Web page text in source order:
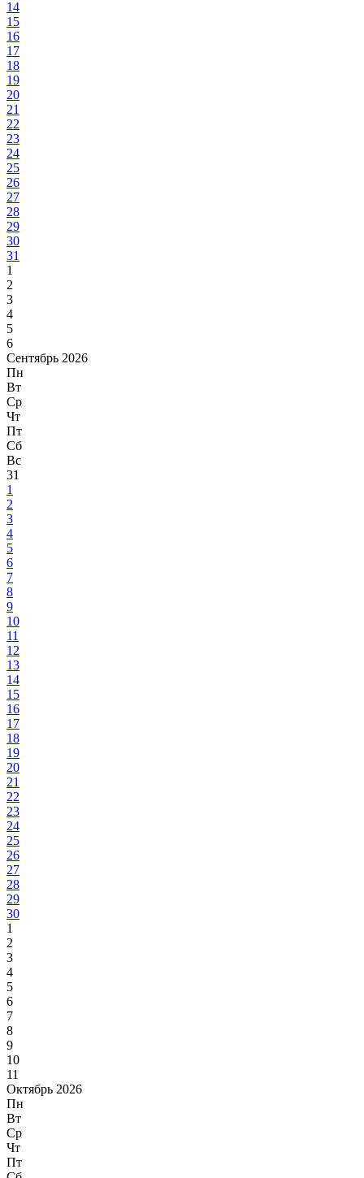
14
15
16
17
18
19
20
21
22
23
24
25
26
27
28
29
30
31
1
2
3
4
5
6
Сентябрь 2026
Пн
Вт
Ср
Чт
Пт
Сб
Вс
31
1
2
3
4
5
6
7
8
9
10
11
12
13
14
15
16
17
18
19
20
21
22
23
24
25
26
27
28
29
30
1
2
3
4
5
6
7
8
9
10
11
Октябрь 2026
Пн
Вт
Ср
Чт
Пт